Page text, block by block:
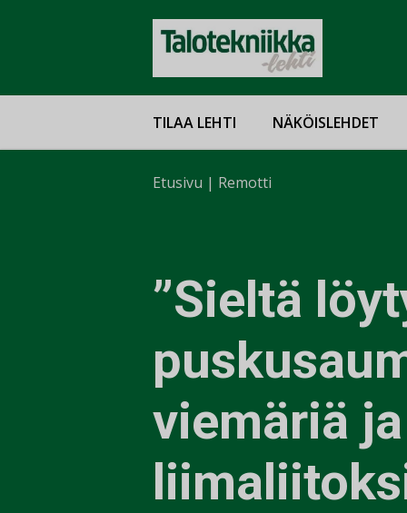
TILAA LEHTI NÄKÖISLEHDET
Etusivu | Remotti
”Sieltä
viemäriä ja